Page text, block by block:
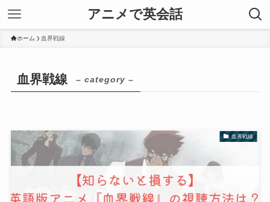
アニメで英会話
ホーム 血界戦線
血界戦線 – category –
血界戦線